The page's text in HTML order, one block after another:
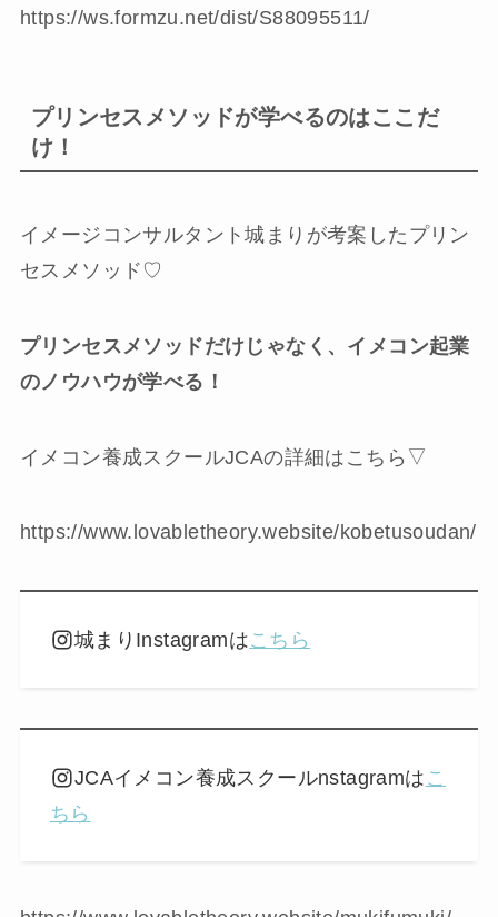
https://ws.formzu.net/dist/S88095511/
プリンセスメソッドが学べるのはここだ
け！
イメージコンサルタント城まりが考案したプリン
セスメソッド♡
プリンセスメソッドだけじゃなく、イメコン起業
のノウハウが学べる！
イメコン養成スクールJCAの詳細はこちら▽
https://www.lovabletheory.website/kobetusoudan/
城まりInstagramはこちら
JCAイメコン養成スクールnstagramは こ
ちら